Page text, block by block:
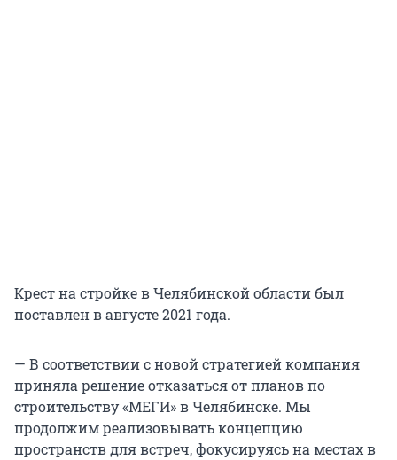
Крест на стройке в Челябинской области был
поставлен в августе 2021 года.
— В соответствии с новой стратегией компания
приняла решение отказаться от планов по
строительству «МЕГИ» в Челябинске. Мы
продолжим реализовывать концепцию
пространств для встреч, фокусируясь на местах в